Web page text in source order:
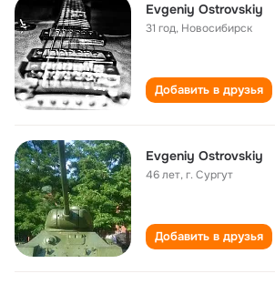
Evgeniy Ostrovskiy
31 год, Новосибирск
Добавить в друзья
Evgeniy Ostrovskiy
46 лет,г. Сургут
Добавить в друзья